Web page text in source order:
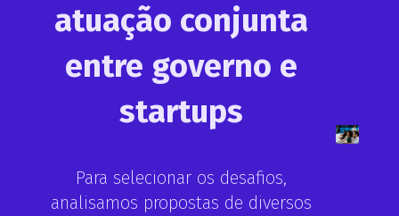
atuação conjunta
entre governo e
startups
Para selecionar os desafios,
analisamos propostas de diversos